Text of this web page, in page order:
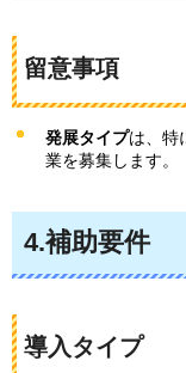
留意事項
発展タイプは、特
業を募集します。
4.補助要件
導入タイプ